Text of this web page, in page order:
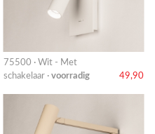
75500 · Wit - Met
schakelaar · voorradig 49,90